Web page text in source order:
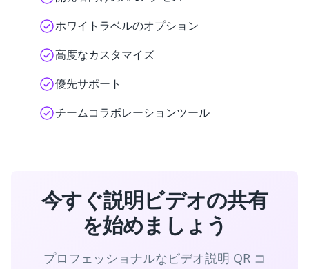
ホワイトラベルのオプション
高度なカスタマイズ
優先サポート
チームコラボレーションツール
今すぐ説明ビデオの共有
を始めましょう
プロフェッショナルなビデオ説明 QR コ